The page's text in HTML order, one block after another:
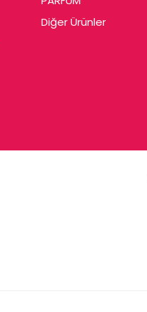
Diğer Ürünler